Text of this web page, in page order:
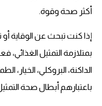
أكثر صحة وقوة.
إذا كنت تبحث عن الوقاية
بمتلازمة التمثيل الغذائي،
الداكنة، البروكلي، الخيار،
باعتبارهم أبطال صحة